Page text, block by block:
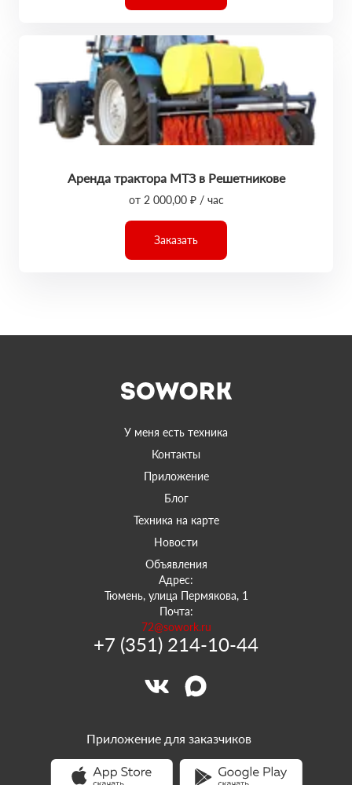
Аренда трактора МТЗ в Решетникове
от 2 000,00 ₽ / час
Заказать
У меня есть техника
Контакты
Приложение
Блог
Техника на карте
Новости
Объявления
Адрес:
Тюмень, улица Пермякова, 1
Почта:
72@sowork.ru
+7 (351) 214-10-44
Приложение для заказчиков